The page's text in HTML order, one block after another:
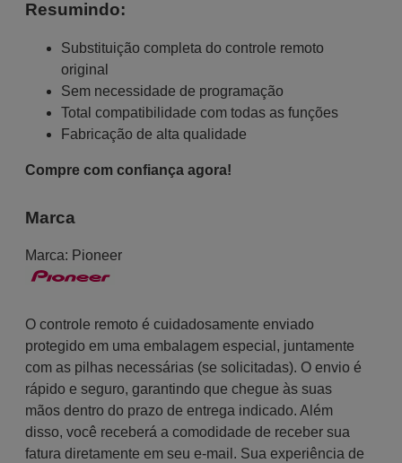
Resumindo:
Substituição completa do controle remoto
original
Sem necessidade de programação
Total compatibilidade com todas as funções
Fabricação de alta qualidade
Compre com confiança agora!
Marca
Marca: Pioneer
O controle remoto é cuidadosamente enviado
protegido em uma embalagem especial, juntamente
com as pilhas necessárias (se solicitadas). O envio é
rápido e seguro, garantindo que chegue às suas
mãos dentro do prazo de entrega indicado. Além
disso, você receberá a comodidade de receber sua
fatura diretamente em seu e-mail. Sua experiência de